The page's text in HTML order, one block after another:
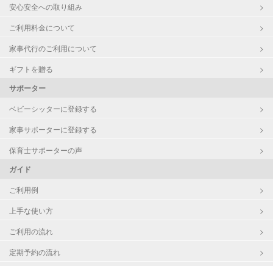
安心安全への取り組み
ご利用料金について
家事代行のご利用について
ギフトを贈る
サポーター
ベビーシッターに登録する
家事サポーターに登録する
保育士サポーターの声
ガイド
ご利用例
上手な使い方
ご利用の流れ
定期予約の流れ